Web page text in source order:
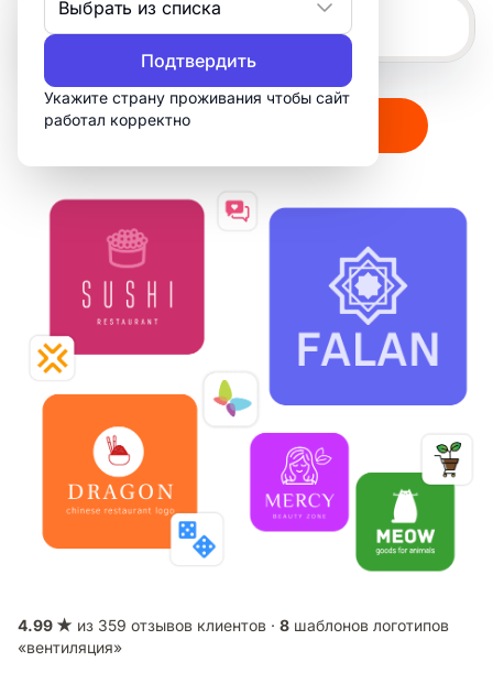
Выбрать из списка
Подтвердить
Укажите страну проживания чтобы сайт
работал корректноСоздать мой логотип
4.99 ★ из 359 отзывов клиентов · 8 шаблонов логотипов
«вентиляция»